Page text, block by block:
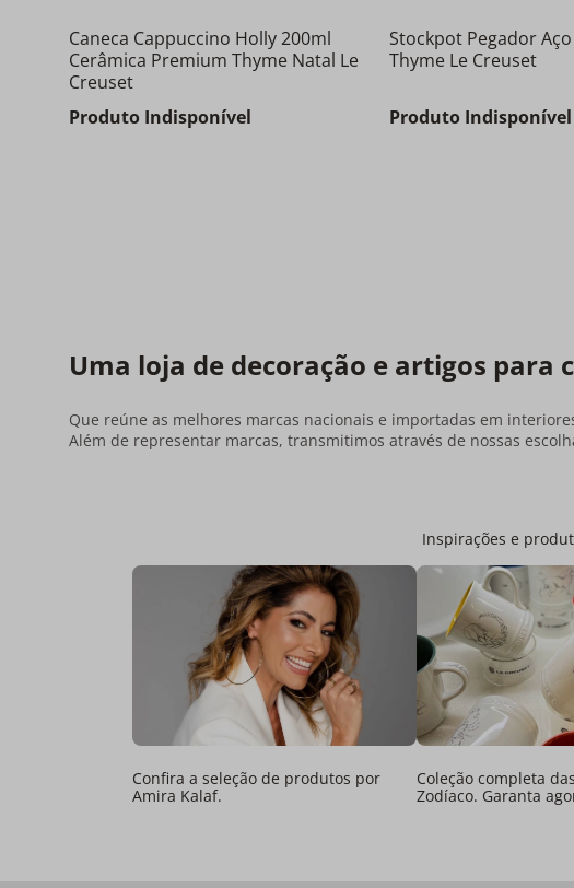
Caneca Cappuccino Holly 200ml
Cerâmica Premium Thyme Natal Le
Creuset
Produto Indisponível
Stockpot Pegador
Thyme Le Creuset
Produto Indisponível
Uma loja de decoração e artigos para
Que reúne as melhores marcas nacionais e importadas em
Além de representar marcas, transmitimos através de nossas
Inspirações e
Confira a seleção de produtos por
Amira Kalaf.
Coleção completa
Zodíaco. Garanta